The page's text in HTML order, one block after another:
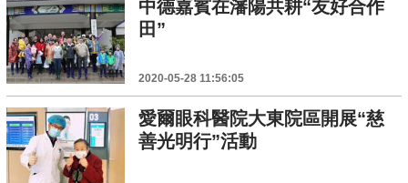
中德嘉賓在瀋陽共耕“友好合作
田”
2020-05-28 11:56:05
愛爾眼科醫院大東院區開展“慈
善光明行”活動